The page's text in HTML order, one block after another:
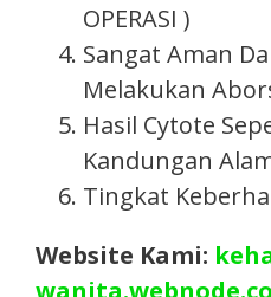
OPERASI )
Sangat Aman
Melakukan
Hasil Cytote
Kandungan
Tingkat
Website Kami: